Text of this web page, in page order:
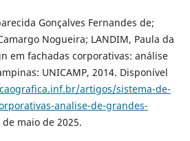
Gonçalves Fernandes de;
Nogueira; LANDIM, Paula da
em fachadas corporativas: análise
UNICAMP, 2014. Disponível
artigos/sistema-de-
analise-de-grandes-
de maio de 2025.